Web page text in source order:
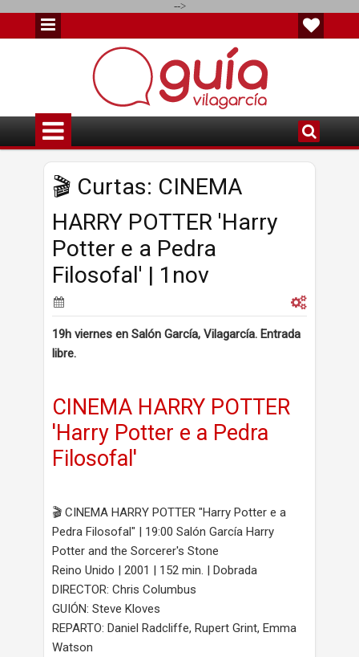
-->
🎬 Curtas: CINEMA
HARRY POTTER 'Harry
Potter e a Pedra
Filosofal' | 1nov
19h viernes en Salón García, Vilagarcía. Entrada
libre.
CINEMA HARRY POTTER
'Harry Potter e a Pedra
Filosofal'
🎬 CINEMA HARRY POTTER "Harry Potter e a
Pedra Filosofal" | 19:00 Salón García Harry
Potter and the Sorcerer's Stone
Reino Unido | 2001 | 152 min. | Dobrada
DIRECTOR: Chris Columbus
GUIÓN: Steve Kloves
REPARTO: Daniel Radcliffe, Rupert Grint, Emma
Watson